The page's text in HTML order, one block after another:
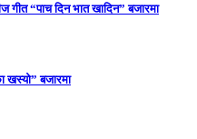
गीत “पाच दिन भात खादिन” बजारमा
बजारमा